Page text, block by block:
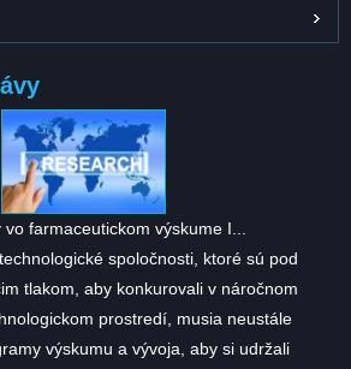
farmaceutickom výskume I...
spoločnosti, ktoré sú pod
tlakom, aby konkurovali v náročnom
prostredí, musia neustále
výskumu a vývoja, aby si udržali